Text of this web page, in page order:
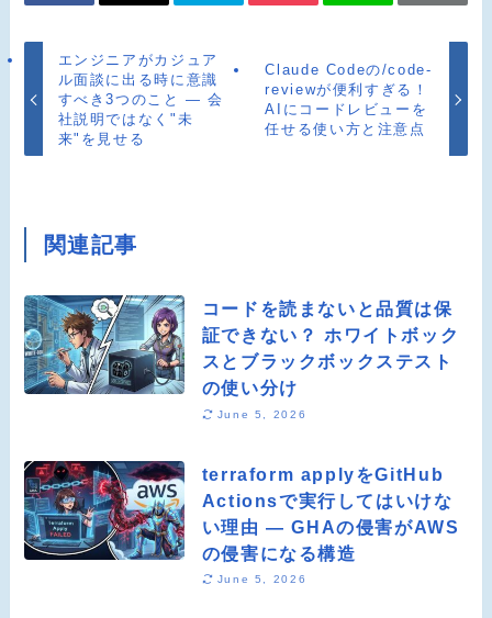
エンジニアがカジュア
ル面談に出る時に意識
すべき3つのこと ― 会
社説明ではなく"未
来"を見せる
Claude Codeの/code-
reviewが便利すぎる！
AIにコードレビューを
任せる使い方と注意点
関連記事
コードを読まないと品質は保
証できない？ ホワイトボック
スとブラックボックステスト
の使い分け
June 5, 2026
terraform applyをGitHub
Actionsで実行してはいけな
い理由 ― GHAの侵害がAWS
の侵害になる構造
June 5, 2026